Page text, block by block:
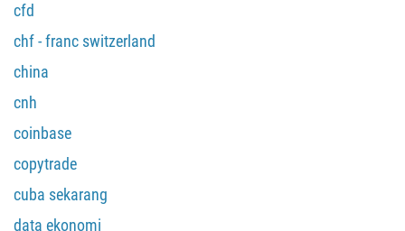
cfd
chf - franc switzerland
china
cnh
coinbase
copytrade
cuba sekarang
data ekonomi